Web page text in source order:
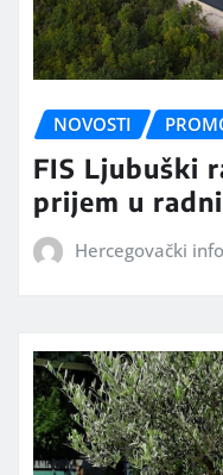
NOVOSTI
FIS Ljubuški
prijem u
Hercegovački info